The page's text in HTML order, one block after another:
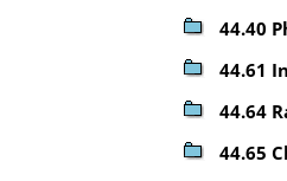
44.40
44.61
44.64
44.65